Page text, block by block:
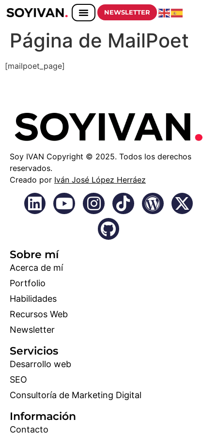
NEWSLETTER
Página de MailPoet
[mailpoet_page]
Soy IVAN Copyright © 2025. Todos los derechos
reservados.
Creado por Iván José López Herráez
Sobre mí
Acerca de mí
Portfolio
Habilidades
Recursos Web
Newsletter
Servicios
Desarrollo web
SEO
Consultoría de Marketing Digital
Información
Contacto